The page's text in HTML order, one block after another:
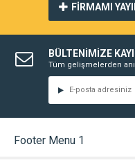
FİRMAMI
BÜLTENİMİZE
Tüm gelişmelerden
Footer Menu 1